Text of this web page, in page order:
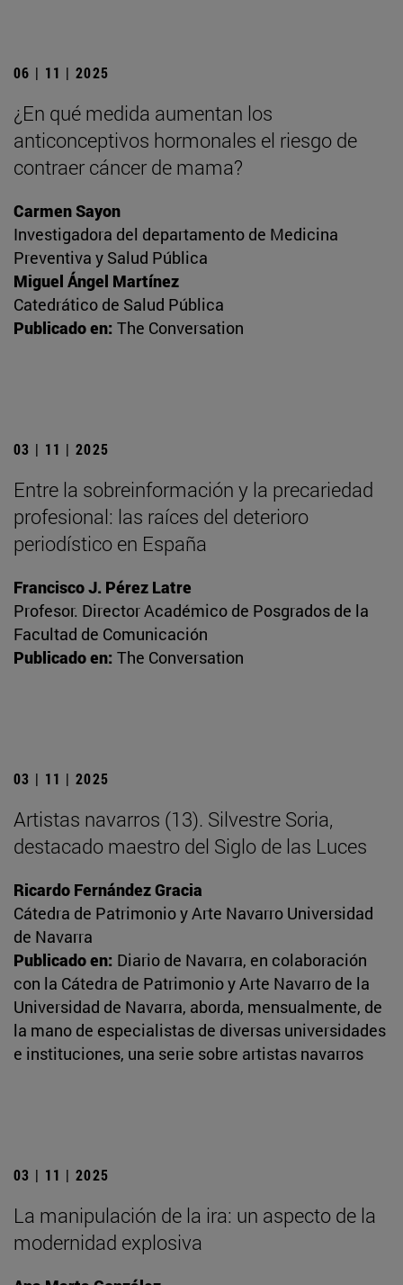
06 | 11 | 2025
¿En qué medida aumentan los
anticonceptivos hormonales el riesgo de
contraer cáncer de mama?
Carmen Sayon
Investigadora del departamento de Medicina
Preventiva y Salud Pública
Miguel Ángel Martínez
Catedrático de Salud Pública
Publicado en: The Conversation
03 | 11 | 2025
Entre la sobreinformación y la precariedad
profesional: las raíces del deterioro
periodístico en España
Francisco J. Pérez Latre
Profesor. Director Académico de Posgrados de la
Facultad de Comunicación
Publicado en: The Conversation
03 | 11 | 2025
Artistas navarros (13). Silvestre Soria,
destacado maestro del Siglo de las Luces
Ricardo Fernández Gracia
Cátedra de Patrimonio y Arte Navarro Universidad
de Navarra
Publicado en: Diario de Navarra, en colaboración
con la Cátedra de Patrimonio y Arte Navarro de la
Universidad de Navarra, aborda, mensualmente, de
la mano de especialistas de diversas universidades
e instituciones, una serie sobre artistas navarros
03 | 11 | 2025
La manipulación de la ira: un aspecto de la
modernidad explosiva